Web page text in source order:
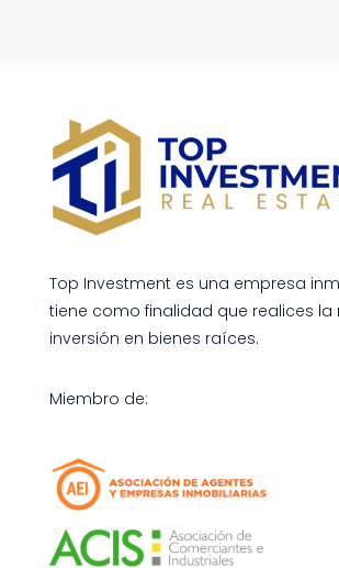
Top Investment es una empresa
tiene como finalidad que realices la
inversión en bienes raíces.
Miembro de: